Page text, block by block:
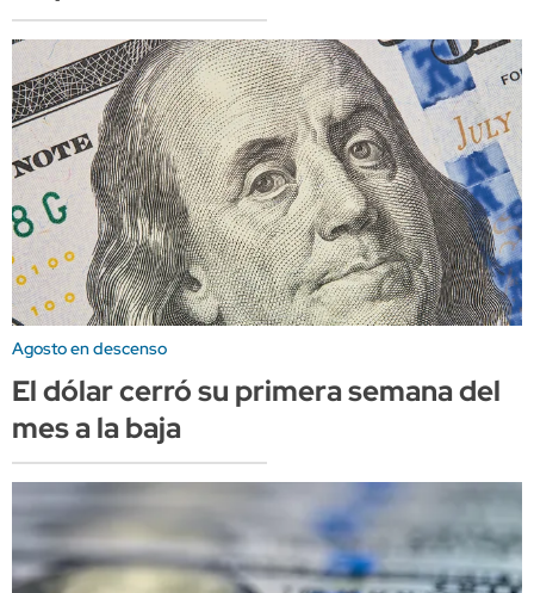
Agosto en descenso
El dólar cerró su primera semana del
mes a la baja